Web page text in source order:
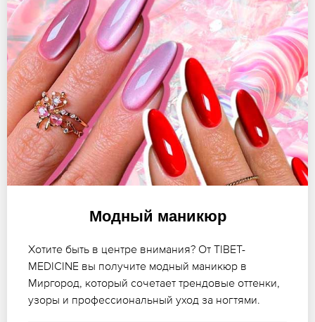
Модный маникюр
Хотите быть в центре внимания? От TIBET-
MEDICINE вы получите модный маникюр в
Миргород, который сочетает трендовые оттенки,
узоры и профессиональный уход за ногтями.